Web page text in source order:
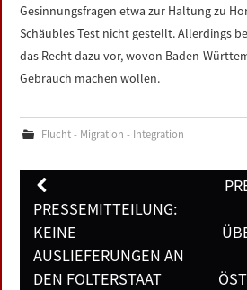
Gesinnungsfragen etwa zur Haltung zu
Schäubles Test nicht gestellt. Allerdings
das Recht dazu vor, wovon Baden-
Gebrauch machen wollen.
Flucht - Migration - Integration
Post
navigation
PRESSEMITTEILUNG:
KEINE
AUSLIEFERUNGEN AN
DEN FOLTERSTAAT